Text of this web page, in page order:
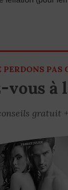
PERDONS PAS
vous à
gratuit